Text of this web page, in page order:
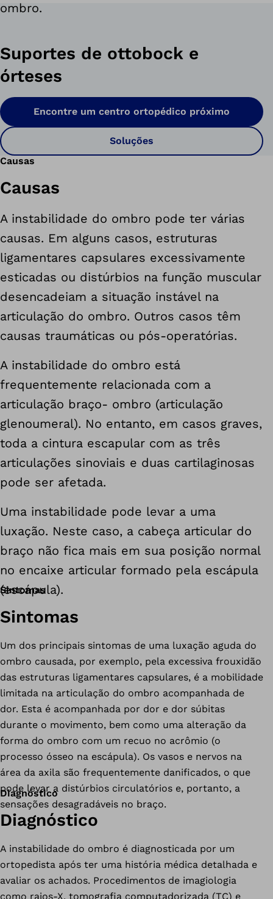
ombro.
Suportes de ottobock e
órteses
Encontre um centro ortopédico próximo
Soluções
Causas
Causas
A instabilidade do ombro pode ter várias
causas. Em alguns casos, estruturas
ligamentares capsulares excessivamente
esticadas ou distúrbios na função muscular
desencadeiam a situação instável na
articulação do ombro. Outros casos têm
causas traumáticas ou pós-operatórias.
A instabilidade do ombro está
frequentemente relacionada com a
articulação braço- ombro (articulação
glenoumeral). No entanto, em casos graves,
toda a cintura escapular com as três
articulações sinoviais e duas cartilaginosas
pode ser afetada.
Uma instabilidade pode levar a uma
luxação. Neste caso, a cabeça articular do
braço não fica mais em sua posição normal
no encaixe articular formado pela escápula
(escápula).
Sintomas
Sintomas
Um dos principais sintomas de uma luxação aguda do
ombro causada, por exemplo, pela excessiva frouxidão
das estruturas ligamentares capsulares, é a mobilidade
limitada na articulação do ombro acompanhada de
dor. Esta é acompanhada por dor e dor súbitas
durante o movimento, bem como uma alteração da
forma do ombro com um recuo no acrômio (o
processo ósseo na escápula). Os vasos e nervos na
área da axila são frequentemente danificados, o que
pode levar a distúrbios circulatórios e, portanto, a
sensações desagradáveis no braço.
Diagnóstico
Diagnóstico
A instabilidade do ombro é diagnosticada por um
ortopedista após ter uma história médica detalhada e
avaliar os achados. Procedimentos de imagiologia
como raios-X, tomografia computadorizada (TC) e